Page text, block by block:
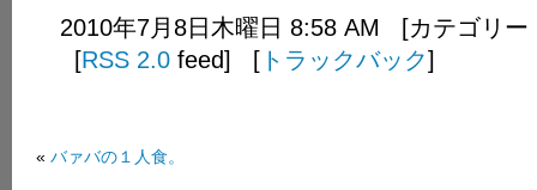
2010年7月8日木曜日 8:58 AM [カテゴリー
[RSS 2.0 feed] [ トラックバック]
« バァバの１人食。